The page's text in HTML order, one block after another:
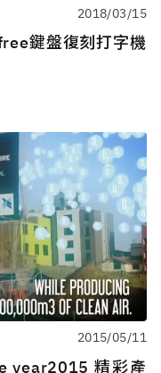
2018/03/15
鍵盤復刻打字機
2015/05/11
year2015 精彩產